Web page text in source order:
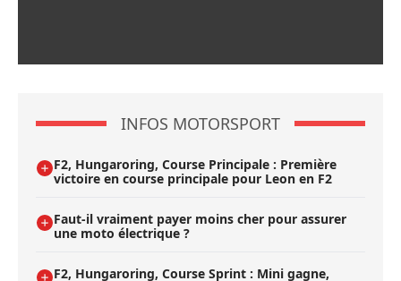
INFOS MOTORSPORT
F2, Hungaroring, Course Principale : Première
victoire en course principale pour Leon en F2
Faut-il vraiment payer moins cher pour assurer
une moto électrique ?
F2, Hungaroring, Course Sprint : Mini gagne,